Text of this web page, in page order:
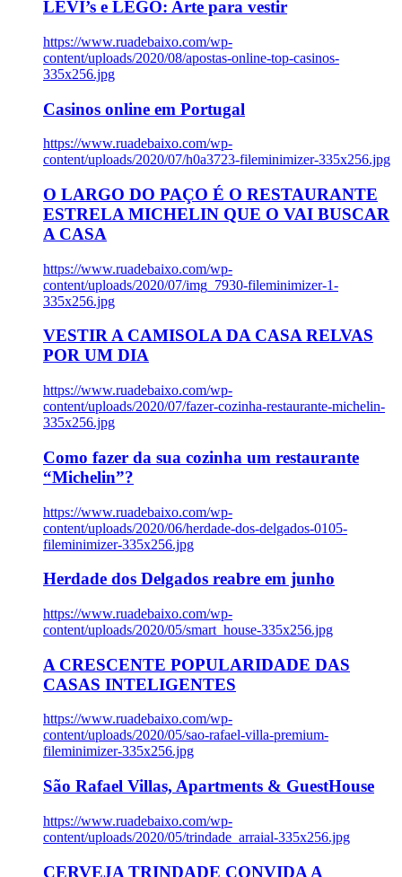
LEVI’s e LEGO: Arte para vestir
https://www.ruadebaixo.com/wp-
content/uploads/2020/08/apostas-online-top-casinos-
335x256.jpg
Casinos online em Portugal
https://www.ruadebaixo.com/wp-
content/uploads/2020/07/h0a3723-fileminimizer-335x256.jpg
O LARGO DO PAÇO É O RESTAURANTE
ESTRELA MICHELIN QUE O VAI BUSCAR
A CASA
https://www.ruadebaixo.com/wp-
content/uploads/2020/07/img_7930-fileminimizer-1-
335x256.jpg
VESTIR A CAMISOLA DA CASA RELVAS
POR UM DIA
https://www.ruadebaixo.com/wp-
content/uploads/2020/07/fazer-cozinha-restaurante-michelin-
335x256.jpg
Como fazer da sua cozinha um restaurante
“Michelin”?
https://www.ruadebaixo.com/wp-
content/uploads/2020/06/herdade-dos-delgados-0105-
fileminimizer-335x256.jpg
Herdade dos Delgados reabre em junho
https://www.ruadebaixo.com/wp-
content/uploads/2020/05/smart_house-335x256.jpg
A CRESCENTE POPULARIDADE DAS
CASAS INTELIGENTES
https://www.ruadebaixo.com/wp-
content/uploads/2020/05/sao-rafael-villa-premium-
fileminimizer-335x256.jpg
São Rafael Villas, Apartments & GuestHouse
https://www.ruadebaixo.com/wp-
content/uploads/2020/05/trindade_arraial-335x256.jpg
CERVEJA TRINDADE CONVIDA A